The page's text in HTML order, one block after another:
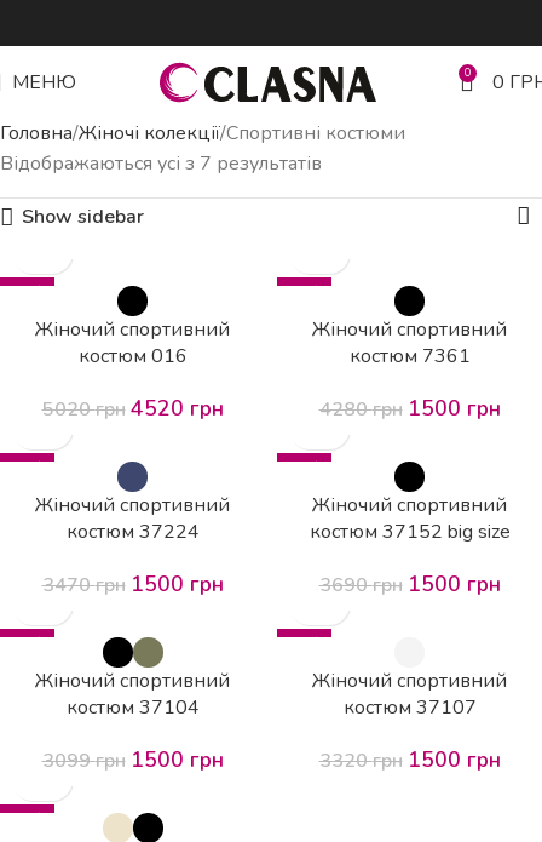
МЕНЮ 0 0
Головна Жіночі колекції Спортивні костюми
Відображаються усі з 7 результатів
Show sidebar
-10%
Жіночий спортивний
костюм 016
5020грн 4520 грн
-65%
Жіночий спортивний
костюм 7361
4280грн 1500 грн
-57%
Жіночий спортивний
костюм 37224
3470грн 1500 грн
-59%
Жіночий спортивний
костюм 37152 big size
3690грн 1500 грн
-52%
Жіночий спортивний
костюм 37104
3099грн 1500 грн
-55%
Жіночий спортивний
костюм 37107
3320грн 1500 грн
-50%